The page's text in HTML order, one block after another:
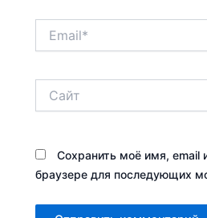
Сохранить моё имя, email
браузере для последующих